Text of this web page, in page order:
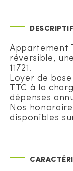
DESCRIPTIF
Appartement
réversible,
11721.
Loyer de
TTC à la
dépenses
Nos
disponibles